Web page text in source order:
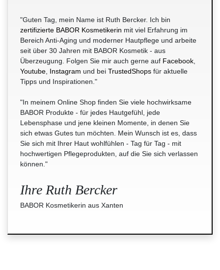
"Guten Tag, mein Name ist Ruth Bercker. Ich bin
zertifizierte BABOR Kosmetikerin mit viel Erfahrung im
Bereich Anti-Aging und moderner Hautpflege und arbeite
seit über 30 Jahren mit BABOR Kosmetik - aus
Überzeugung. Folgen Sie mir auch gerne auf Facebook
Youtube Instagram und bei TrustedShops für aktuelle
Tipps und Inspirationen."
"In meinem Online Shop finden Sie viele hochwirksame
BABOR Produkte - für jedes Hautgefühl, jede
Lebensphase und jene kleinen Momente, in denen Sie
sich etwas Gutes tun möchten. Mein Wunsch ist es, dass
Sie sich mit Ihrer Haut wohlfühlen - Tag für Tag - mit
hochwertigen Pflegeprodukten, auf die Sie sich verlassen
können."
Ihre Ruth Bercker
BABOR Kosmetikerin aus Xanten